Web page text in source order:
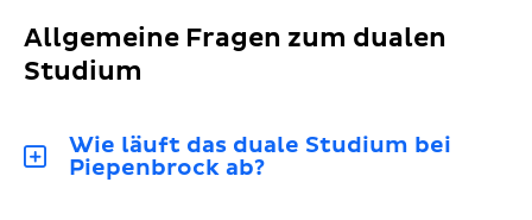
Allgemeine Fragen zum dualen
Studium
Wie läuft das duale Studium bei
Piepenbrock ab?